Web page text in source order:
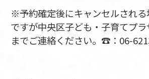
※予約確定後にキャンセルされ
ですが中央区子ども・子育てプラ
までご連絡ください。☎：06-